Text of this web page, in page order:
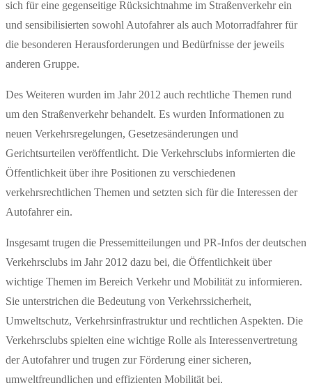
sich für eine gegenseitige Rücksichtnahme im Straßenverkehr ein
und sensibilisierten sowohl Autofahrer als auch Motorradfahrer für
die besonderen Herausforderungen und Bedürfnisse der jeweils
anderen Gruppe.
Des Weiteren wurden im Jahr 2012 auch rechtliche Themen rund
um den Straßenverkehr behandelt. Es wurden Informationen zu
neuen Verkehrsregelungen, Gesetzesänderungen und
Gerichtsurteilen veröffentlicht. Die Verkehrsclubs informierten die
Öffentlichkeit über ihre Positionen zu verschiedenen
verkehrsrechtlichen Themen und setzten sich für die Interessen der
Autofahrer ein.
Insgesamt trugen die Pressemitteilungen und PR-Infos der deutschen
Verkehrsclubs im Jahr 2012 dazu bei, die Öffentlichkeit über
wichtige Themen im Bereich Verkehr und Mobilität zu informieren.
Sie unterstrichen die Bedeutung von Verkehrssicherheit,
Umweltschutz, Verkehrsinfrastruktur und rechtlichen Aspekten. Die
Verkehrsclubs spielten eine wichtige Rolle als Interessenvertretung
der Autofahrer und trugen zur Förderung einer sicheren,
umweltfreundlichen und effizienten Mobilität bei.